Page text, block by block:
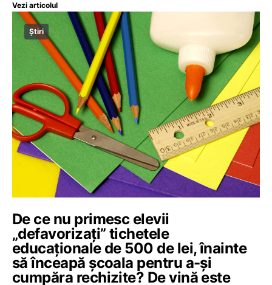
Vezi articolul
Știri
De ce nu primesc elevii
„defavorizați” tichetele
educaționale de 500 de lei, înainte
să înceapă școala pentru a-și
cumpăra rechizite? De vină este